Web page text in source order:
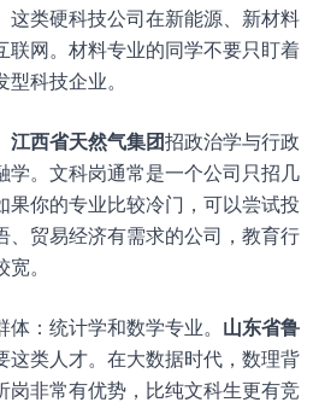
这类硬科技公司在新能源、新材料
联网。材料专业的同学不要只盯着
科技企业。
江西省天然气集团招政治学与行政
学。文科岗通常是一个公司只招几
果你的专业比较冷门，可以尝试投
、贸易经济有需求的公司，教育行
。
：统计学和数学专业。 山东省鲁
这类人才。在大数据时代，数理背
岗非常有优势，比纯文科生更有竞